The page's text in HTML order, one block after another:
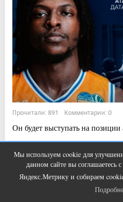
Прочитали: 891 Комментарии: 0
Он будет выступать на
14:12, 5 авг 2026
Сын воспитанника
Мы используем cookie для
данном сайте вы соглашаетесь
Яндекс.Метрику и собираем
Этот танец
слов!
Подробнее